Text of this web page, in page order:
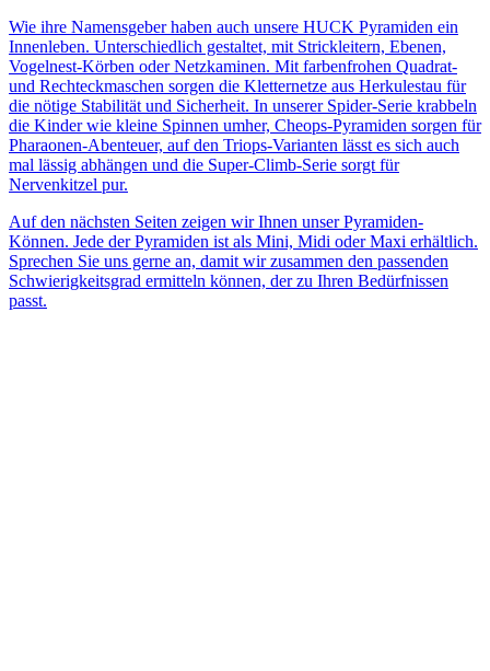
Wie ihre Namensgeber haben auch unsere HUCK Pyramiden ein
Innenleben. Unterschiedlich gestaltet, mit Strickleitern, Ebenen,
Vogelnest-Körben oder Netzkaminen. Mit farbenfrohen Quadrat-
und Rechteckmaschen sorgen die Kletternetze aus Herkulestau für
die nötige Stabilität und Sicherheit. In unserer Spider-Serie krabbeln
die Kinder wie kleine Spinnen umher, Cheops-Pyramiden sorgen für
Pharaonen-Abenteuer, auf den Triops-Varianten lässt es sich auch
mal lässig abhängen und die Super-Climb-Serie sorgt für
Nervenkitzel pur.
Auf den nächsten Seiten zeigen wir Ihnen unser Pyramiden-
Können. Jede der Pyramiden ist als Mini, Midi oder Maxi erhältlich.
Sprechen Sie uns gerne an, damit wir zusammen den passenden
Schwierigkeitsgrad ermitteln können, der zu Ihren Bedürfnissen
passt.